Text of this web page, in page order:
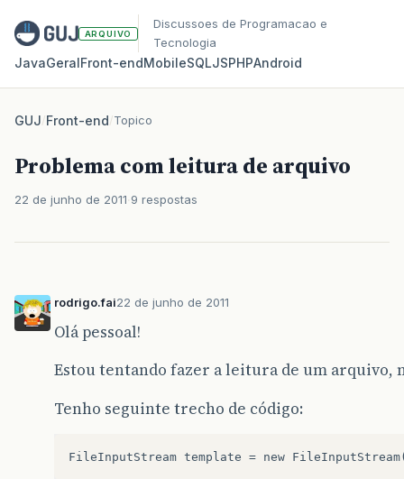
ARQUIVO
Discussoes de Programacao e
Tecnologia
JavaGeralFront‑endMobileSQLJSPHPAndroid
GUJ/Front-end/Topico
Problema com leitura de arquivo
22 de junho de 2011 9 respostas
rodrigo.fai22 de junho de 2011
Olá pessoal!
Estou tentando fazer a leitura de um arquivo,
Tenho seguinte trecho de código: